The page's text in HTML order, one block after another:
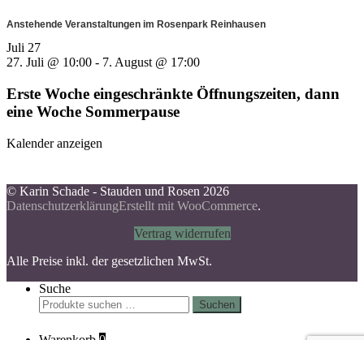
Anstehende Veranstaltungen im Rosenpark Reinhausen
Juli 27
27. Juli @ 10:00 - 7. August @ 17:00
Erste Woche eingeschränkte Öffnungszeiten, dann
eine Woche Sommerpause
Kalender anzeigen
© Karin Schade - Stauden und Rosen 2026
DatenschutzerklärungErstellt mit WooCommerce.
Vertrag widerrufen
Alle Preise inkl. der gesetzlichen MwSt.
Suche
Suchen
nach:
Suchen